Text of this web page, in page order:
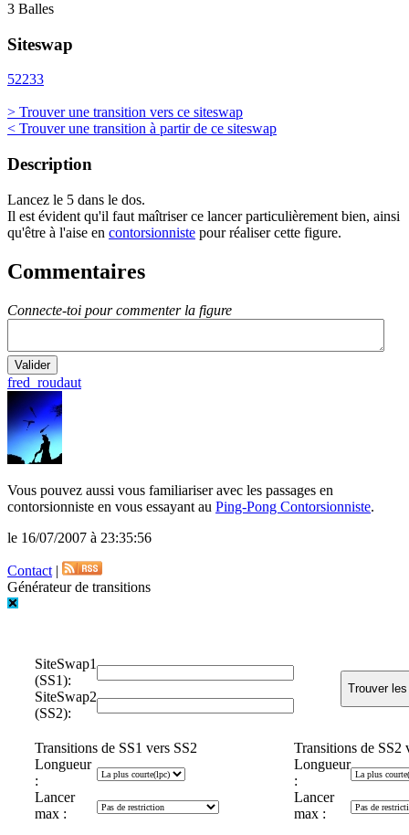
3 Balles
Siteswap
52233
> Trouver une transition vers ce siteswap
< Trouver une transition à partir de ce siteswap
Description
Lancez le 5 dans le dos.
Il est évident qu'il faut maîtriser ce lancer particulièrement bien, ainsi
qu'être à l'aise en contorsionniste pour réaliser cette figure.
Commentaires
Connecte-toi pour commenter la figure
fred_roudaut
Vous pouvez aussi vous familiariser avec les passages en
contorsionniste en vous essayant au Ping-Pong Contorsionniste.
le 16/07/2007 à 23:35:56
Contact |
Générateur de transitions
SiteSwap1
(SS1):
SiteSwap2
(SS2):
Transitions de SS1 vers SS2
Transitions de SS2
Longueur
:
Longueur
:
Lancer
max :
Lancer
max :